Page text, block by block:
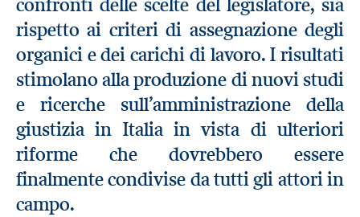
rispetto ai criteri di assegnazione degli
organici e dei carichi di lavoro. I risultati
stimolano alla produzione di nuovi studi
e ricerche sull’amministrazione della
giustizia in Italia in vista di ulteriori
riforme che dovrebbero essere
finalmente condivise da tutti gli attori in
campo.